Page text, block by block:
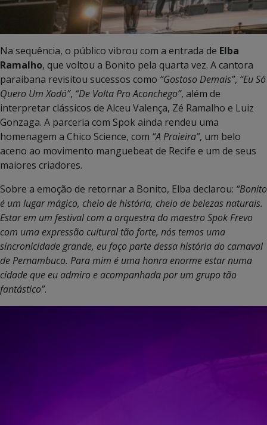
Na sequência, o público vibrou com a entrada de Elba
Ramalho, que voltou a Bonito pela quarta vez. A cantora
paraibana revisitou sucessos como “Gostoso Demais”, “Eu Só
Quero Um Xodó”, “De Volta Pro Aconchego”, além de
interpretar clássicos de Alceu Valença, Zé Ramalho e Luiz
Gonzaga. A parceria com Spok ainda rendeu uma
homenagem a Chico Science, com “A Praieira”, um belo
aceno ao movimento manguebeat de Recife e um de seus
maiores criadores.
Sobre a emoção de retornar a Bonito, Elba declarou: “Bonito
é um lugar mágico, cheio de história, cheio de belezas naturais.
Estar em um festival com a orquestra do maestro Spok Frevo
com uma expressão cultural tão forte, nós temos uma
sincronicidade grande, eu faço parte dessa história do carnaval
de Pernambuco. Para mim é uma honra enorme estar numa
cidade que eu admiro e acompanhada por um grupo tão
fantástico”.